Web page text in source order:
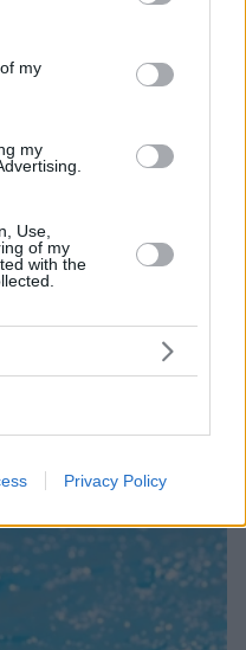
its third-party tags to
in below Google
my
my
Use,
of my
with the
Privacy Policy
για αποζημιώσεις,
στο σπίτι σας αν
γάτες έχουν άσπρα